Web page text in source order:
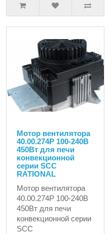
Мотор вентилятора
40.00.274P 100-240В
450Вт для печи
конвекционной
серии SCC
RATIONAL
Мотор вентилятора
40.00.274P 100-240В
450Вт для печи
конвекционной серии
SCC